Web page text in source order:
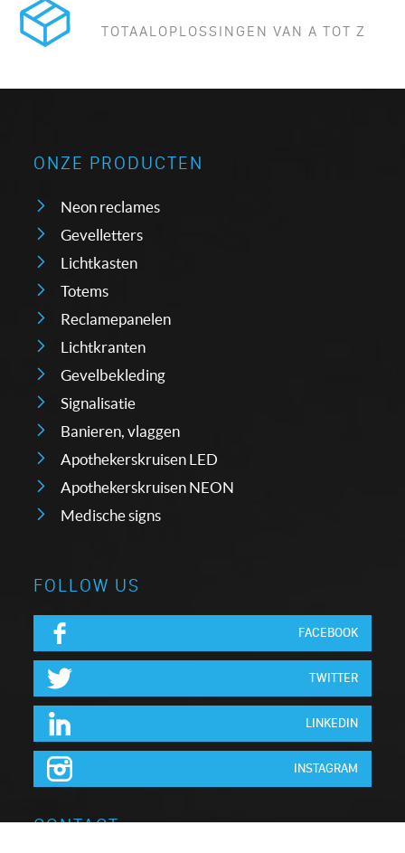
TOTAALOPLOSSINGEN VAN A TOT Z
ONZE PRODUCTEN
Neon reclames
Gevelletters
Lichtkasten
Totems
Reclamepanelen
Lichtkranten
Gevelbekleding
Signalisatie
Banieren, vlaggen
Apothekerskruisen LED
Apothekerskruisen NEON
Medische signs
FOLLOW US
FACEBOOK
TWITTER
LINKEDIN
INSTAGRAM
CONTACT